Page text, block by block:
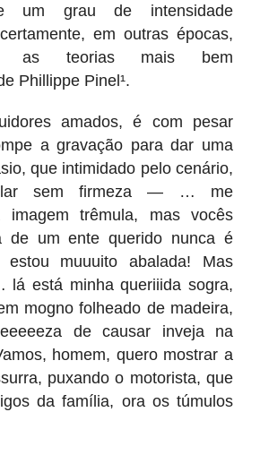
um grau de intensidade
em outras épocas,
as teorias mais bem
Phillippe Pinel¹.
amados, é com pesar
a gravação para dar uma
que intimidado pelo cenário,
sem firmeza — … me
imagem trêmula, mas vocês
de um ente querido nunca é
estou muuuito abalada! Mas
está minha queriiida sogra,
mogno folheado de madeira,
de causar inveja na
homem, quero mostrar a
puxando o motorista, que
da família, ora os túmulos